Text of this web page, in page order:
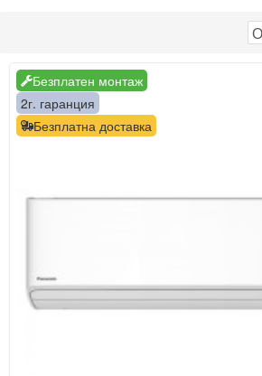
Безплатен монтаж
Безплатна доставка
2г. гаранция